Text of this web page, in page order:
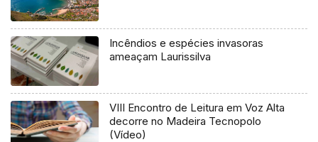
Incêndios e espécies invasoras
ameaçam Laurissilva
VIII Encontro de Leitura em Voz Alta
decorre no Madeira Tecnopolo
(Vídeo)